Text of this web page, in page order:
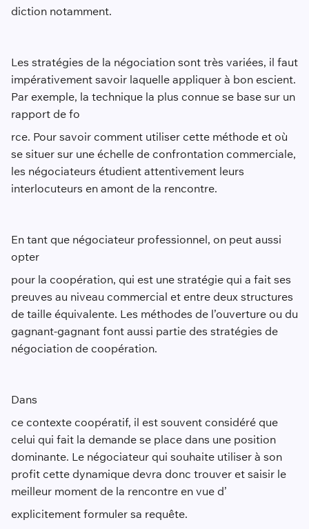
diction notamment.
Les stratégies de la négociation sont très variées, il faut
impérativement savoir laquelle appliquer à bon escient.
Par exemple, la technique la plus connue se base sur un
rapport de fo
rce. Pour savoir comment utiliser cette méthode et où
se situer sur une échelle de confrontation commerciale,
les négociateurs étudient attentivement leurs
interlocuteurs en amont de la rencontre.
En tant que négociateur professionnel, on peut aussi
opter
pour la coopération, qui est une stratégie qui a fait ses
preuves au niveau commercial et entre deux structures
de taille équivalente. Les méthodes de l’ouverture ou du
gagnant-gagnant font aussi partie des stratégies de
négociation de coopération.
Dans
ce contexte coopératif, il est souvent considéré que
celui qui fait la demande se place dans une position
dominante. Le négociateur qui souhaite utiliser à son
profit cette dynamique devra donc trouver et saisir le
meilleur moment de la rencontre en vue d’
explicitement formuler sa requête.